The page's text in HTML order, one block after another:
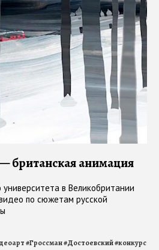
британская анимация
в Великобритании
по сюжетам русской
#Гроссман#Достоевский#конкурс